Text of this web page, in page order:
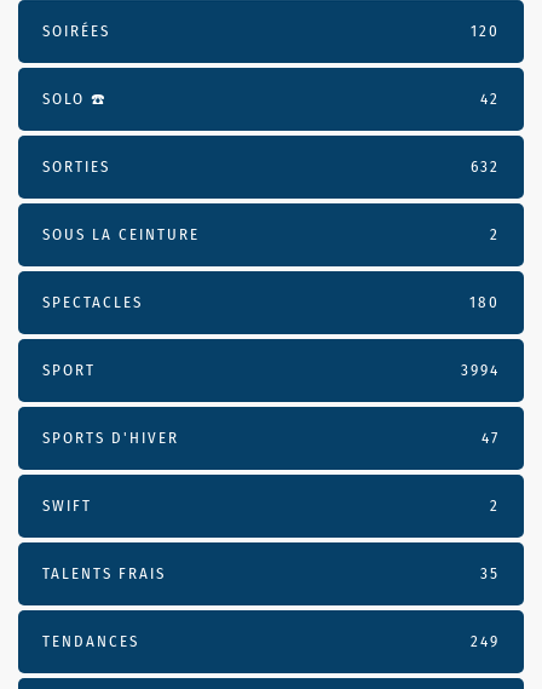
SOIRÉES 120
SOLO ☎️ 42
SORTIES 632
SOUS LA CEINTURE 2
SPECTACLES 180
SPORT 3994
SPORTS D'HIVER 47
SWIFT 2
TALENTS FRAIS 35
TENDANCES 249